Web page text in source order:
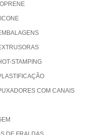
STAMPING
COM CANAIS